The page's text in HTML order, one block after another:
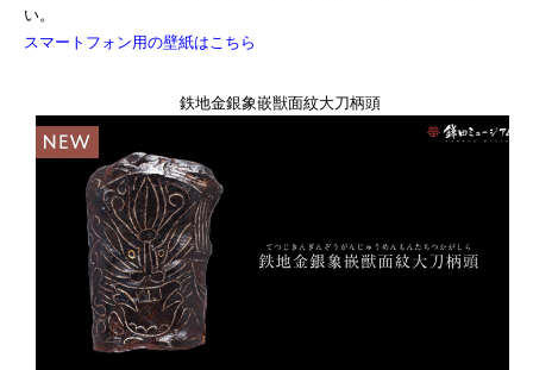
い。
スマートフォン用の壁紙はこちら
鉄地金銀象嵌獣面紋大刀柄頭